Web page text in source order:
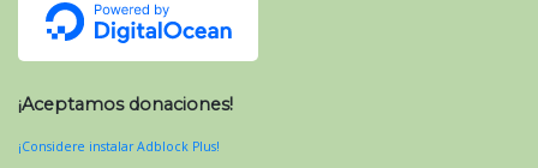
¡Aceptamos donaciones!
¡Considere instalar Adblock Plus!